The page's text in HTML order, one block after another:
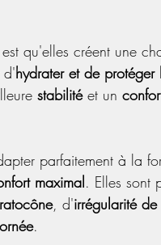
qu'elles créent une
d'hydrater et de
stabilité et un
parfaitement à la
maximal. Elles sont
, d'irrégularité
.